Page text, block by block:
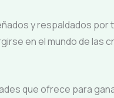
y respaldados por
en el mundo de las
que ofrece para